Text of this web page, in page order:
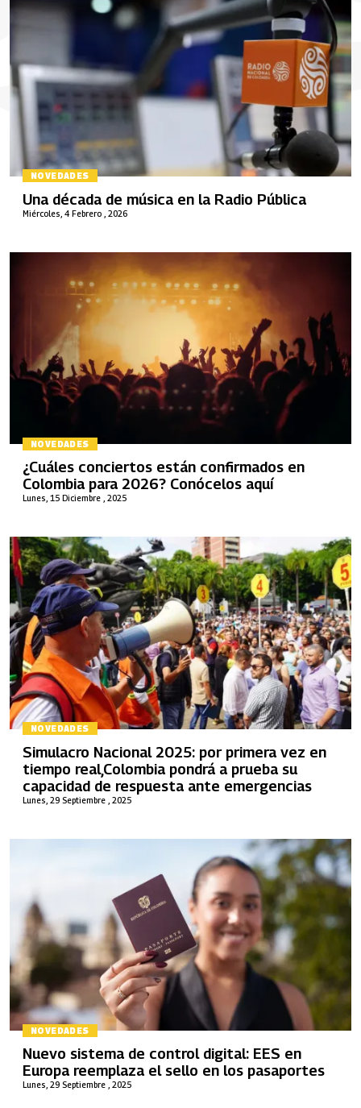
NOVEDADES
Miércoles, 4 Febrero , 2026
Una década de música en la Radio Pública
NOVEDADES
Lunes, 15 Diciembre , 2025
¿Cuáles conciertos están confirmados en
Colombia para 2026? Conócelos aquí
NOVEDADES
Lunes, 29 Septiembre , 2025
Simulacro Nacional 2025: por primera vez en
tiempo real,Colombia pondrá a prueba su
capacidad de respuesta ante emergencias
NOVEDADES
Lunes, 29 Septiembre , 2025
Nuevo sistema de control digital: EES en
Europa reemplaza el sello en los pasaportes